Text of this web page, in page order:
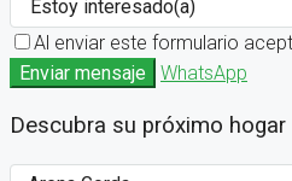
Al enviar este formulario
Enviar mensaje
WhatsApp
Descubra su próximo hogar